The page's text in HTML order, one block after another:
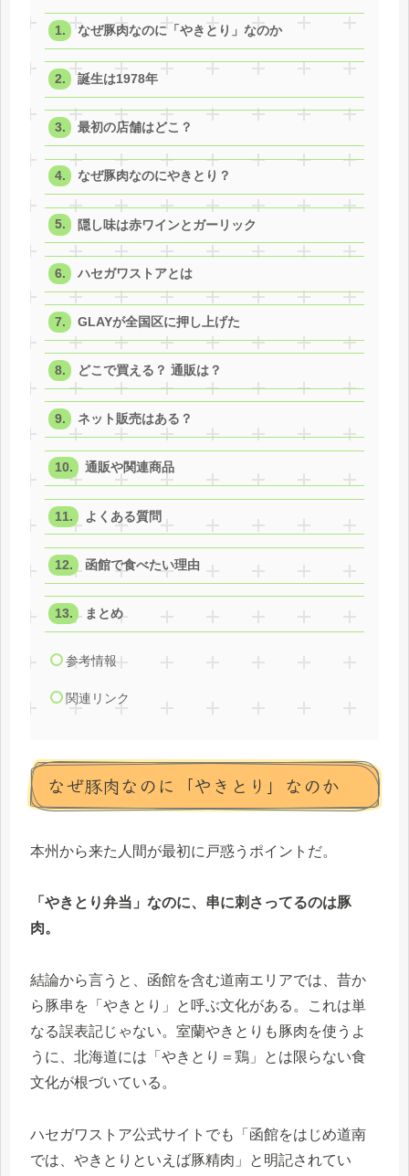
なぜ豚肉なのに「やきとり」なのか
誕生は1978年
最初の店舗はどこ？
なぜ豚肉なのにやきとり？
隠し味は赤ワインとガーリック
ハセガワストアとは
GLAYが全国区に押し上げた
どこで買える？ 通販は？
ネット販売はある？
通販や関連商品
よくある質問
函館で食べたい理由
まとめ
参考情報
関連リンク
なぜ豚肉なのに「やきとり」なのか
本州から来た人間が最初に戸惑うポイントだ。
「やきとり弁当」なのに、串に刺さってるのは豚
肉。
結論から言うと、函館を含む道南エリアでは、昔か
ら豚串を「やきとり」と呼ぶ文化がある。これは単
なる誤表記じゃない。室蘭やきとりも豚肉を使うよ
うに、北海道には「やきとり＝鶏」とは限らない食
文化が根づいている。
ハセガワストア公式サイトでも「函館をはじめ道南
では、やきとりといえば豚精肉」と明記されてい